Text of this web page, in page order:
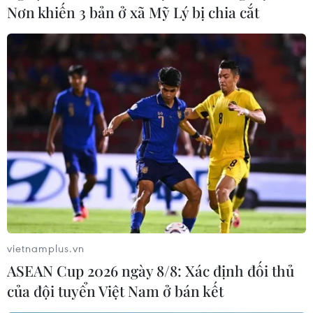
Hội nghị Trung ương 4: Đáp ứng niềm tin
và kỳ vọng của nhân dân
10/10/2021 01:50
Phó Giáo sư, Tiến sỹ Bùi Đình Phong nhận định trong
chống tiêu cực, Hội nghị Trung ương 4 nhấn mạnh đến
suy thoái, đặc biệt là suy thoái về tư tưởng chính trị, đạo
đức, lối sống.
Nơn khiến 3 bản ở xã Mỹ Lý bị chia cắt
vietnamplus.vn
ASEAN Cup 2026 ngày 8/8: Xác định đối thủ
của đội tuyển Việt Nam ở bán kết